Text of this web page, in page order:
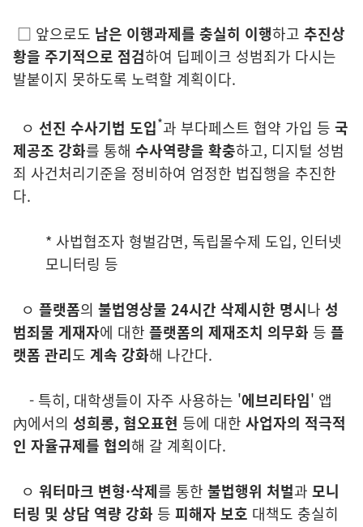
□ 앞으로도 남은 이행과제를 충실히 이행하고 추진상
황을 주기적으로 점검하여 딥페이크 성범죄가 다시는
발붙이지 못하도록 노력할 계획이다.
ㅇ 선진 수사기법 도입*과 부다페스트 협약 가입 등 국
제공조 강화를 통해 수사역량을 확충하고, 디지털 성범
죄 사건처리기준을 정비하여 엄정한 법집행을 추진한
다.
* 사법협조자 형벌감면, 독립몰수제 도입, 인터넷
모니터링 등
ㅇ 플랫폼의 불법영상물 24시간 삭제시한 명시나 성
범죄물 게재자에 대한 플랫폼의 제재조치 의무화 등 플
랫폼 관리도 계속 강화해 나간다.
- 특히, 대학생들이 자주 사용하는 '에브리타임' 앱
內에서의 성희롱, 혐오표현 등에 대한 사업자의 적극적
인 자율규제를 협의해 갈 계획이다.
ㅇ 워터마크 변형·삭제를 통한 불법행위 처벌과 모니
터링 및 상담 역량 강화 등 피해자 보호 대책도 충실히